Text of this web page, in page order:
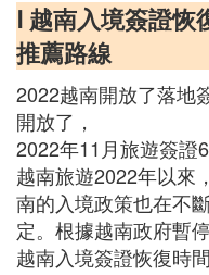
Ⅰ 越南入境簽證
推薦路線
2022越南開放了落地
開放了，
2022年11月旅遊簽證
越南旅遊2022年以來
南的入境政策也在不
定。根據越南政府暫
越南入境簽證恢復時